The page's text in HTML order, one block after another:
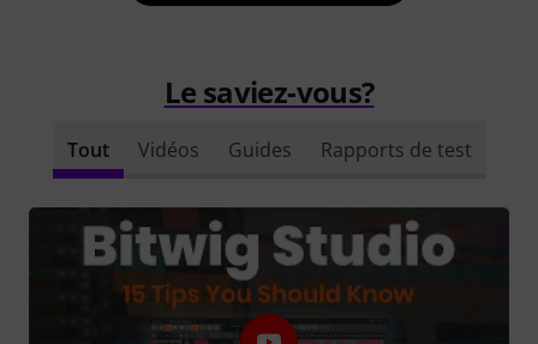
Le saviez-vous?
Tout Vidéos Guides Rapports de test